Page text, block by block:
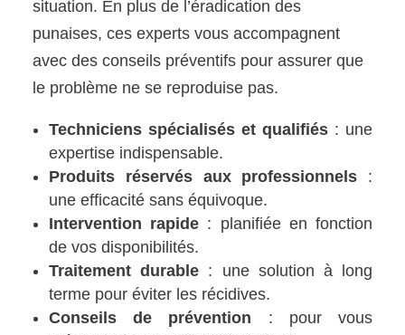
situation. En plus de l’éradication des
punaises, ces experts vous accompagnent
avec des conseils préventifs pour assurer que
le problème ne se reproduise pas.
Techniciens spécialisés et qualifiés: une
expertise indispensable.
Produits réservés aux professionnels :
une efficacité sans équivoque.
Intervention rapide : planifiée en fonction
de vos disponibilités.
Traitement durable : une solution à long
terme pour éviter les récidives.
Conseils de prévention : pour vous